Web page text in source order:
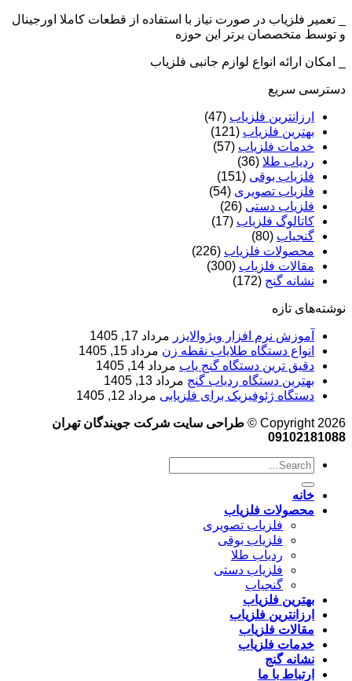
_ تعمیر فلزیاب در صورت نیاز با استفاده از قطعات کاملا اورجینال
و توسط متخصصان برتر این حوزه
_ امکان ارائه انواع لوازم جانبی فلزیاب
دسترسی سریع
ارزانترین فلزیاب (47)
بهترین فلزیاب (121)
خدمات فلزیاب (57)
ردیاب طلا (36)
فلزیاب بوقی (151)
فلزیاب تصویری (54)
فلزیاب دستی (26)
کاتالوگ فلزیاب (17)
گنجیاب (80)
محصولات فلزیاب (226)
مقالات فلزیاب (300)
نشانه گنج (172)
نوشته‌های تازه
آموزش نرم‌ افزار ویژوالایزر مرداد 17, 1405
انواع دستگاه طلایاب نقطه زن مرداد 15, 1405
دقیق ترین دستگاه گنج یاب مرداد 14, 1405
بهترین دستگاه ردیاب گنج مرداد 13, 1405
دستگاه ژئوفیزیک برای فلزیابی مرداد 12, 1405
Copyright 2026 ©
طراحی سایت شرکت جویندگان تهران
09102181088
خانه
محصولات فلزیاب
فلزیاب تصویری
فلزیاب بوقی
ردیاب طلا
فلزیاب دستی
گنجیاب
بهترین فلزیاب
ارزانترین فلزیاب
مقالات فلزیاب
خدمات فلزیاب
نشانه گنج
ارتباط با ما